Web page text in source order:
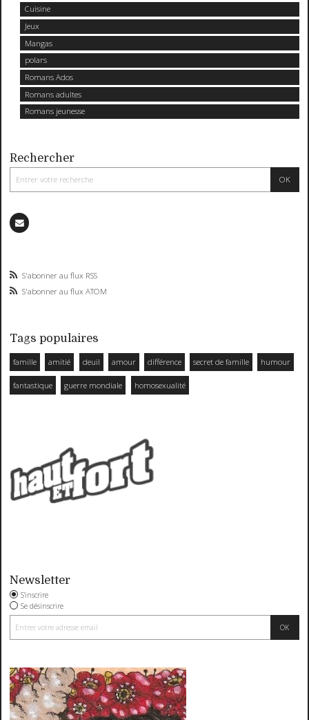
Cuisine
Jeux
Mangas
polars
Romans Ados
Romans adultes
Romans jeunesse
Rechercher
S'abonner au flux RSS
S'abonner au flux ATOM
Tags populaires
famille amitié deuil amour différence secret de famille humour
fantastique guerre mondiale homosexualité
Newsletter
S'inscrire
Se désinscrire